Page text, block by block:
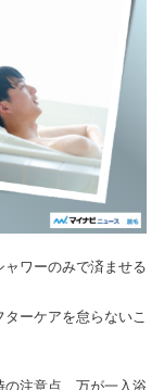
ワーのみで済ませる
ーケアを怠らないこ
注意点、万が一入浴